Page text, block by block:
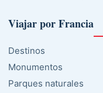
Viajar por Francia
Destinos
Monumentos
Parques naturales